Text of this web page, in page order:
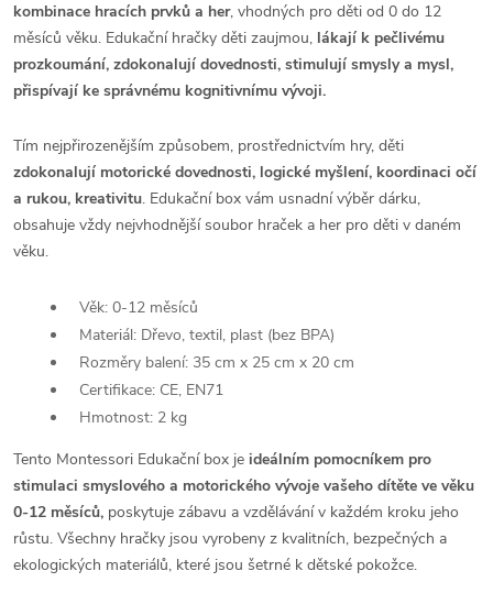
kombinace hracích prvků a her, vhodných pro děti od 0 do 12
měsíců věku. Edukační hračky děti zaujmou, lákají k pečlivému
prozkoumání, zdokonalují dovednosti, stimulují smysly a mysl,
přispívají ke správnému kognitivnímu vývoji.
Tím nejpřirozenějším způsobem, prostřednictvím hry, děti
zdokonalují motorické dovednosti, logické myšlení, koordinaci očí
a rukou, kreativitu. Edukační box vám usnadní výběr dárku,
obsahuje vždy nejvhodnější soubor hraček a her pro děti v daném
věku.
Věk: 0-12 měsíců
Materiál: Dřevo, textil, plast (bez BPA)
Rozměry balení: 35 cm x 25 cm x 20 cm
Certifikace: CE, EN71
Hmotnost: 2 kg
Tento Montessori Edukační box je ideálním pomocníkem pro
stimulaci smyslového a motorického vývoje vašeho dítěte ve věku
0-12 měsíců, poskytuje zábavu a vzdělávání v každém kroku jeho
růstu. Všechny hračky jsou vyrobeny z kvalitních, bezpečných a
ekologických materiálů, které jsou šetrné k dětské pokožce.